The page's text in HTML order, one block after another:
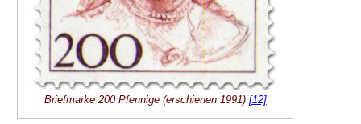
Briefmarke 200 Pfennige (erschienen 1991) [12]